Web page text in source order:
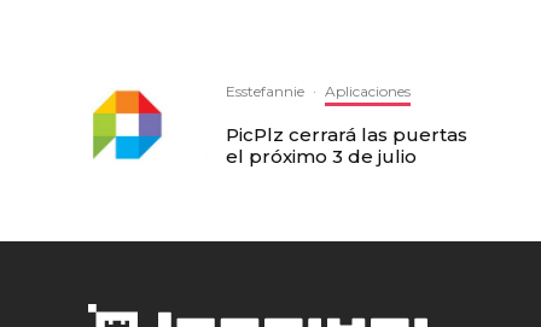
Esstefannie · Aplicaciones
PicPlz cerrará las puertas
el próximo 3 de julio